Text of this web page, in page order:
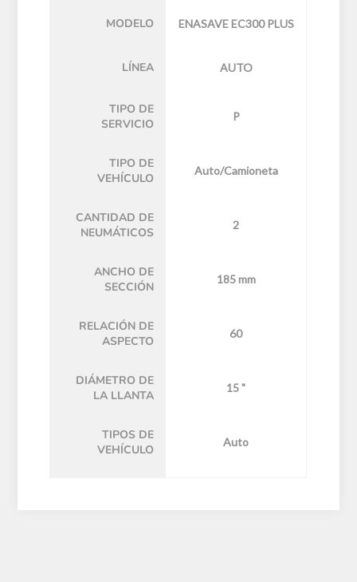
MODELO ENASAVE EC300 PLUS
LÍNEA AUTO
TIPO DE
SERVICIO
P
TIPO DE
VEHÍCULO
Auto/Camioneta
CANTIDAD DE
NEUMÁTICOS
2
ANCHO DE
SECCIÓN
185 mm
RELACIÓN DE
ASPECTO
60
DIÁMETRO DE
LA LLANTA
15 "
TIPOS DE
VEHÍCULO
Auto